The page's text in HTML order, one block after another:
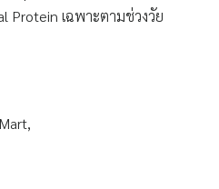
Protein เฉพาะตามช่วงวัย